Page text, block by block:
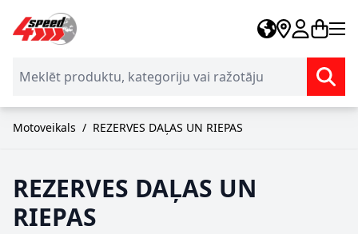
Skip to Content
Motoveikals / REZERVES DAĻAS UN RIEPAS
REZERVES DAĻAS UN
RIEPAS